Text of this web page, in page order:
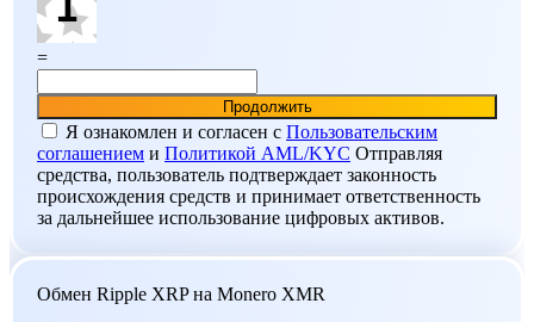
=
Я ознакомлен и согласен c Пользовательским
соглашением и Политикой AML/KYC Отправляя
средства, пользователь подтверждает законность
происхождения средств и принимает ответственность
за дальнейшее использование цифровых активов.
Обмен Ripple XRP на Monero XMR